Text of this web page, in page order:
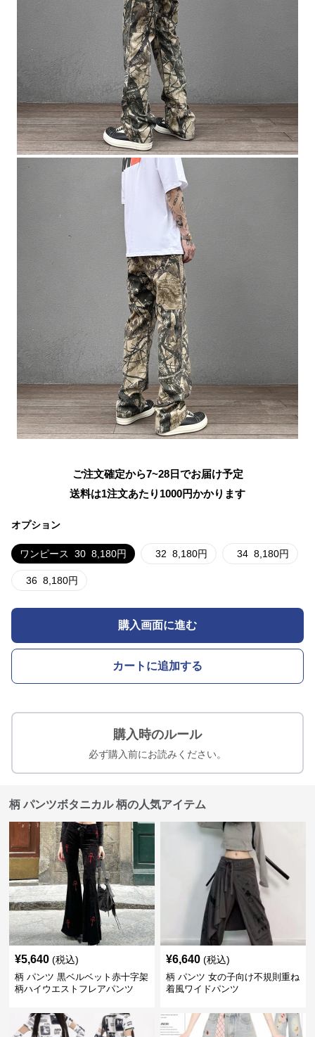
ご注文確定から7~28日でお届け予定
送料は1注文あたり 1000円かかります
オプション
ワンピース 30 8,180円 32 8,180円 34 8,180円
36 8,180円
購入画面に進む
カートに追加する
購入時のルール
必ず購入前にお読みください。
柄 パンツボタニカル 柄の人気アイテム
¥5,640 (税込)
柄 パンツ 黒ベルベット赤十字架
柄ハイウエストフレアパンツ
¥6,640 (税込)
柄 パンツ 女の子向け不規則重ね
着風ワイドパンツ